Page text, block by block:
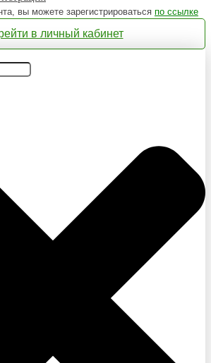
вы можете зарегистрироваться по ссылке
в личный кабинет